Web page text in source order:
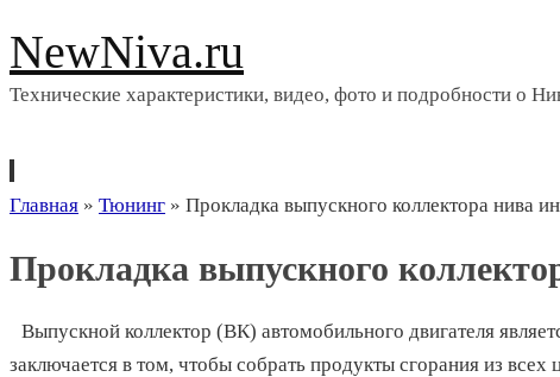
NewNiva.ru
Технические характеристики, видео, фото и подробности о
Перейти
содержимому
Главная » Тюнинг » Прокладка выпускного коллектора нива
Прокладка выпускного
Выпускной коллектор (ВК) автомобильного двигателя
заключается в том, чтобы собрать продукты сгорания из